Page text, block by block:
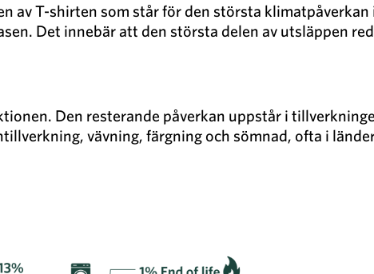
T-shirten som står för den största klimatpåverkan
Det innebär att den största delen av utsläppen
Den resterande påverkan uppstår i
vävning, färgning och sömnad, ofta i